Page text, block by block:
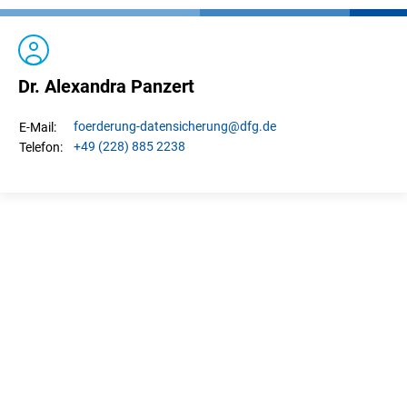
anpassungsfähigen System, das eine lokal koordinierte,
aber von überall zugängliche europäische
Forschungsdateninfrastruktur schafft.
A Landsat archive for the European research community
(EUROLAND)
Seit 1972 sammelt das Landsat-Archiv der US-
Dr. Alexandra Panzert
E-Mail: foerderung-datensicherung@dfg.de
Telefon:
+49 (228) 885 2238